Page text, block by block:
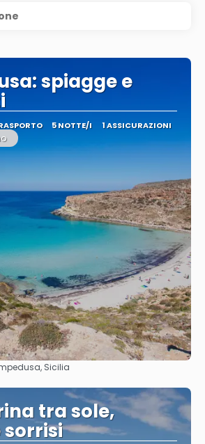
spiagge e
5 NOTTE/I 1 ASSICURAZIONI
Vedere
Sicilia
tra sole,
sorrisi